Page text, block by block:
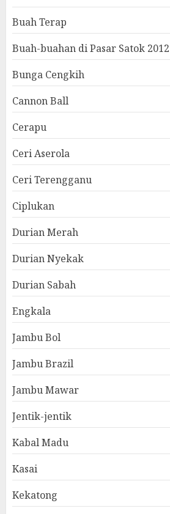
Buah Terap
Buah-buahan di Pasar Satok 2012
Bunga Cengkih
Cannon Ball
Cerapu
Ceri Aserola
Ceri Terengganu
Ciplukan
Durian Merah
Durian Nyekak
Durian Sabah
Engkala
Jambu Bol
Jambu Brazil
Jambu Mawar
Jentik-jentik
Kabal Madu
Kasai
Kekatong